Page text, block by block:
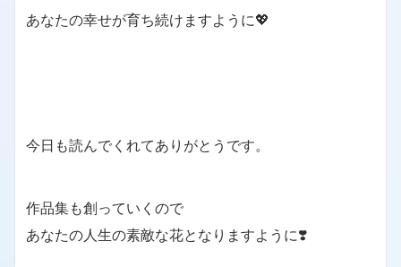
あなたの幸せが育ち続けますように💖
今日も読んでくれてありがとうです。
作品集も創っていくので
あなたの人生の素敵な花となりますように❣️